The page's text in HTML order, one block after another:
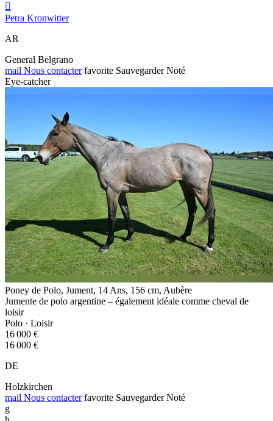

Petra Kronwitter
AR
General Belgrano
mail Nous contacter favorite Sauvegarder Noté
Eye-catcher
Poney de Polo, Jument, 14 Ans, 156 cm, Aubère
Jumente de polo argentine – également idéale comme cheval de
loisir
Polo · Loisir
16 000 €
16 000 €
DE
Holzkirchen
mail Nous contacter favorite Sauvegarder Noté
g